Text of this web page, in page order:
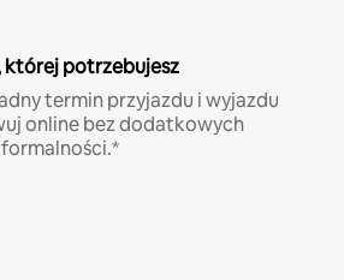
której potrzebujesz
termin przyjazdu i wyjazdu
online bez dodatkowych